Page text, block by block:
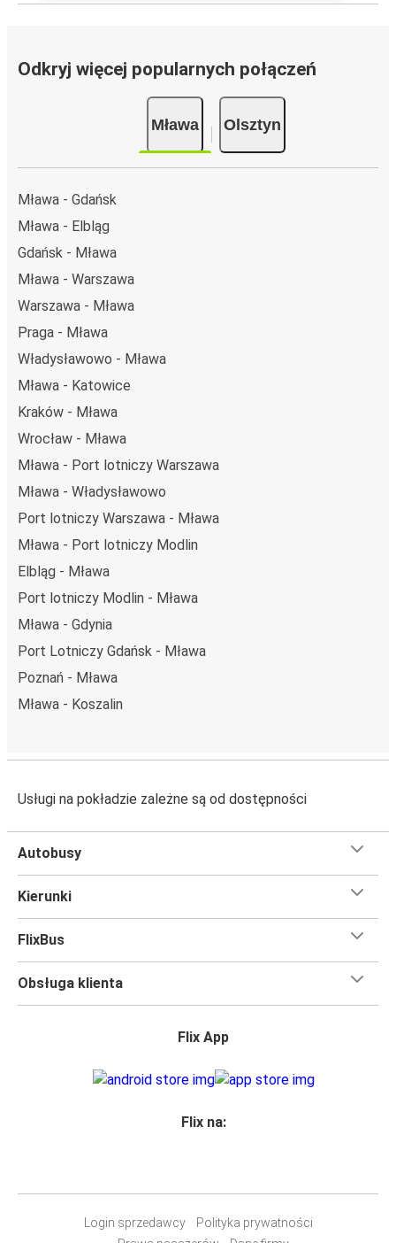
Odkryj więcej popularnych połączeń
Mława Olsztyn
Mława - Gdańsk
Mława - Elbląg
Gdańsk - Mława
Mława - Warszawa
Warszawa - Mława
Praga - Mława
Władysławowo - Mława
Mława - Katowice
Kraków - Mława
Wrocław - Mława
Mława - Port lotniczy Warszawa
Mława - Władysławowo
Port lotniczy Warszawa - Mława
Mława - Port lotniczy Modlin
Elbląg - Mława
Port lotniczy Modlin - Mława
Mława - Gdynia
Port Lotniczy Gdańsk - Mława
Poznań - Mława
Mława - Koszalin
Usługi na pokładzie zależne są od dostępności
Autobusy
Kierunki
FlixBus
Obsługa klienta
Flix App
Flix na:
Login sprzedawcy
Polityka prywatności